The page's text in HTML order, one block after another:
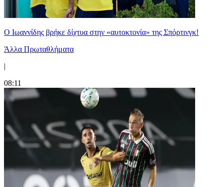
Ο Ιωαννίδης βρήκε δίχτυα στην «αυτοκτονία» της Σπόρτινγκ!
Άλλα Πρωταθλήματα
|
08:11